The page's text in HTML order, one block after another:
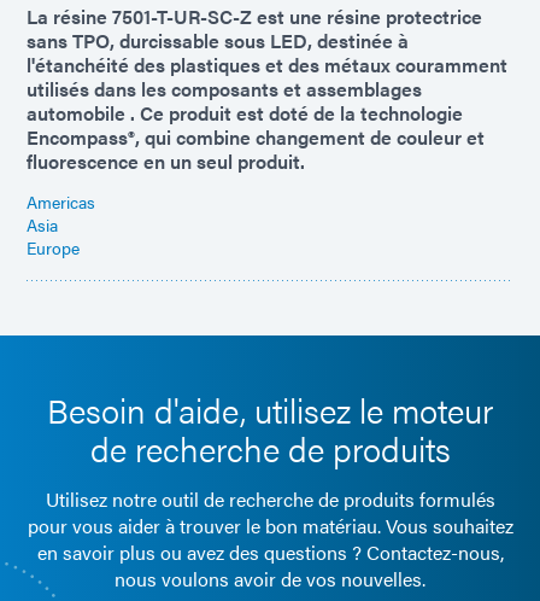
La résine 7501-T-UR-SC-Z est une résine protectrice
sans TPO, durcissable sous LED, destinée à
l'étanchéité des plastiques et des métaux couramment
utilisés dans les composants et assemblages
automobile . Ce produit est doté de la technologie
Encompass®, qui combine changement de couleur et
fluorescence en un seul produit.
Americas
Asia
Europe
Besoin d'aide, utilisez le moteur
de recherche de produits
Utilisez notre outil de recherche de produits formulés
pour vous aider à trouver le bon matériau. Vous souhaitez
en savoir plus ou avez des questions ? Contactez-nous,
nous voulons avoir de vos nouvelles.